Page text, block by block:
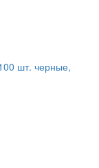
шт. черные,